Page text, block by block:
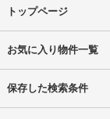
トップページ
お気に入り物件一覧
保存した検索条件